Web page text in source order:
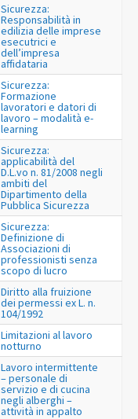
Sicurezza:
Responsabilità in
edilizia delle imprese
esecutrici e
dell’impresa
affidataria
Sicurezza:
Formazione
lavoratori e datori di
lavoro – modalità e-
learning
Sicurezza:
applicabilità del
D.L.vo n. 81/2008 negli
ambiti del
Dipartimento della
Pubblica Sicurezza
Sicurezza:
Definizione di
Associazioni di
professionisti senza
scopo di lucro
Diritto alla fruizione
dei permessi ex L. n.
104/1992
Limitazioni al lavoro
notturno
Lavoro intermittente
– personale di
servizio e di cucina
negli alberghi –
attività in appalto